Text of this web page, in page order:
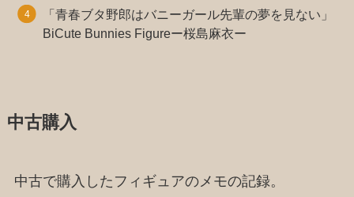
「青春ブタ野郎はバニーガール先輩の夢を見ない」
BiCute Bunnies Figureー桜島麻衣ー
中古購入
中古で購入したフィギュアのメモの記録。